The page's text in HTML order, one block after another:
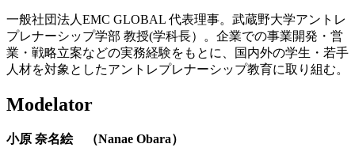
一般社団法人EMC GLOBAL 代表理事。武蔵野大学アントレ
プレナーシップ学部 教授(学科長）。企業での事業開発・営
業・戦略立案などの実務経験をもとに、国内外の学生・若手
人材を対象としたアントレプレナーシップ教育に取り組む。
Modelator
小原 奈名絵 （Nanae Obara）